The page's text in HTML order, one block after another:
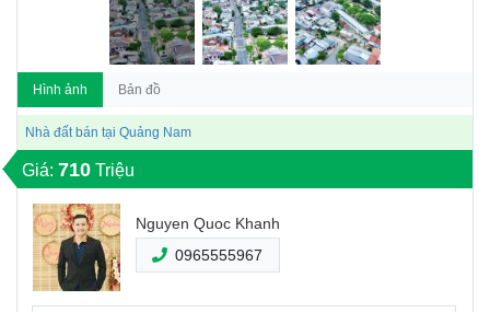
Hình ảnh Bản đồ
Nhà đất bán tại Quảng Nam
Giá:710 Triệu
Nguyen Quoc Khanh
0965555967